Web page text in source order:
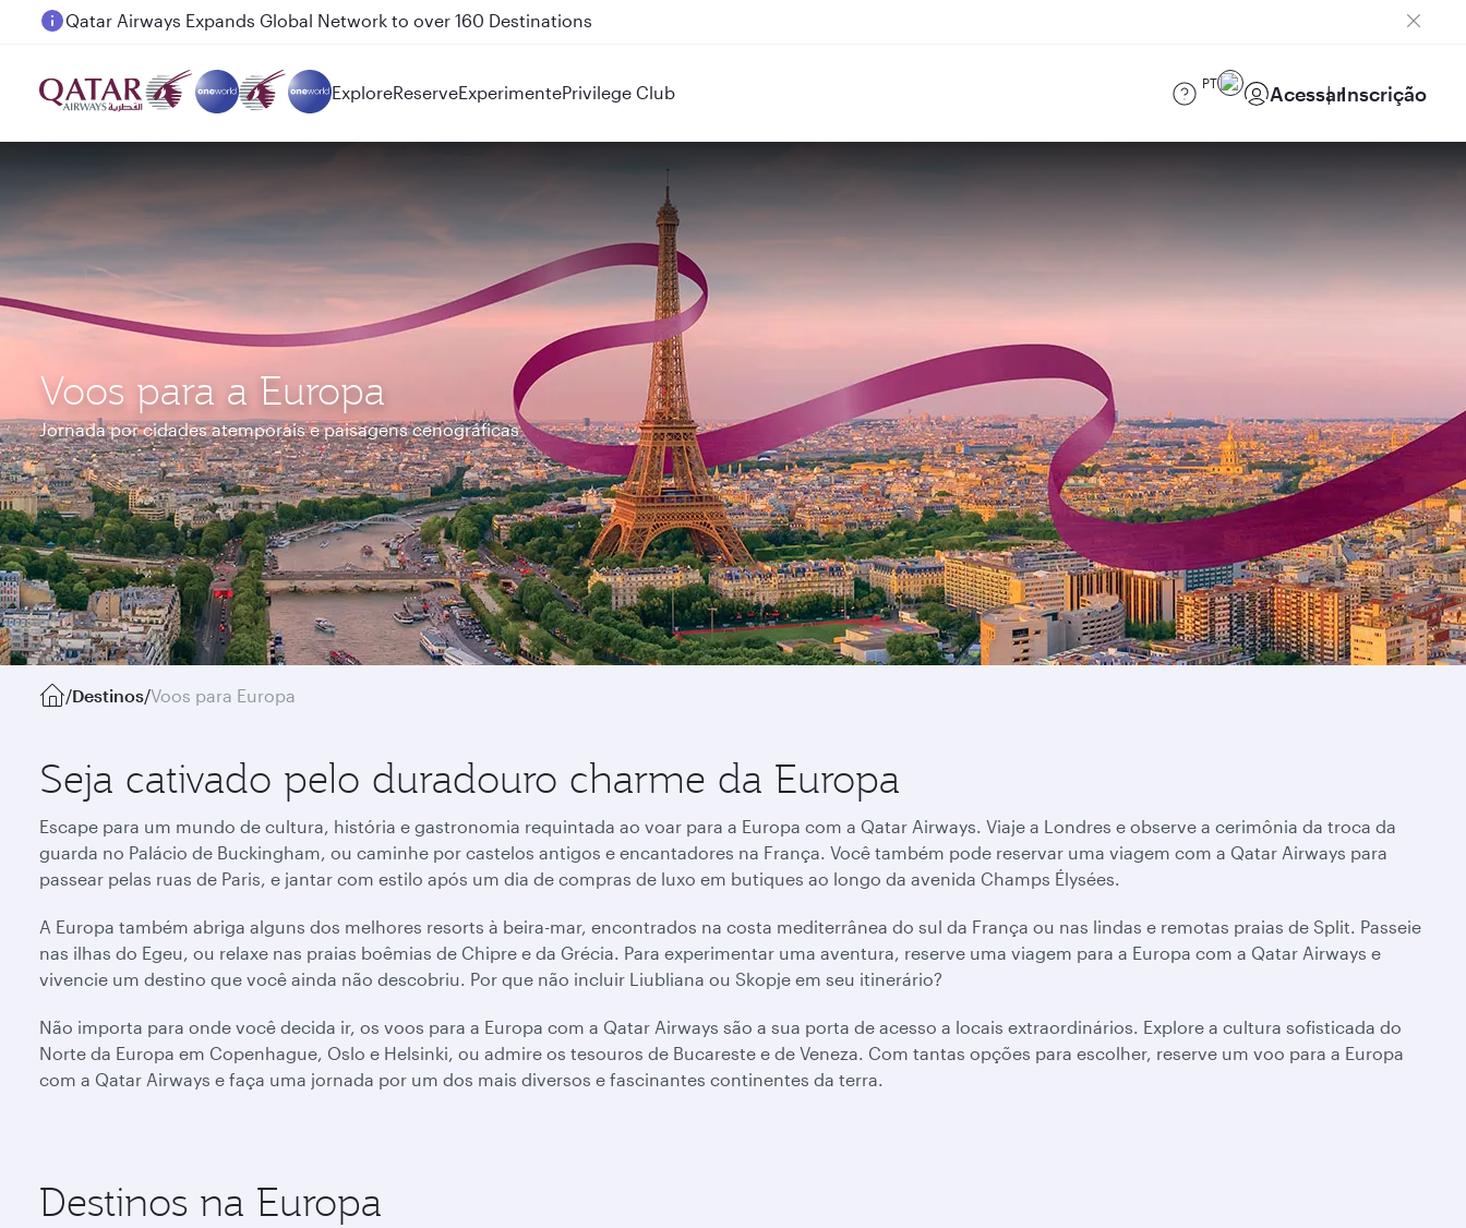
Passengers flying between Doha and Auckland on QR914 and QR915
ExploreReserveExperimentePrivilege Club PT AcessarInscrição
Voos para a Europa
Jornada por cidades atemporais e paisagens cenográficas
/Destinos/Voos para Europa
Seja cativado pelo duradouro charme da Europa
Escape para um mundo de cultura, história e gastronomia requintada ao voar para a Europa com a Qatar Airways. Viaje a Londres e observe a cerimônia da troca da
guarda no Palácio de Buckingham, ou caminhe por castelos antigos e encantadores na França. Você também pode reservar uma viagem com a Qatar Airways para
passear pelas ruas de Paris, e jantar com estilo após um dia de compras de luxo em butiques ao longo da avenida Champs Élysées.
A Europa também abriga alguns dos melhores resorts à beira-mar, encontrados na costa mediterrânea do sul da França ou nas lindas e remotas praias de Split. Passeie
nas ilhas do Egeu, ou relaxe nas praias boêmias de Chipre e da Grécia. Para experimentar uma aventura, reserve uma viagem para a Europa com a Qatar Airways e
vivencie um destino que você ainda não descobriu. Por que não incluir Liubliana ou Skopje em seu itinerário?
Não importa para onde você decida ir, os voos para a Europa com a Qatar Airways são a sua porta de acesso a locais extraordinários. Explore a cultura sofisticada do
Norte da Europa em Copenhague, Oslo e Helsinki, ou admire os tesouros de Bucareste e de Veneza. Com tantas opções para escolher, reserve um voo para a Europa
com a Qatar Airways e faça uma jornada por um dos mais diversos e fascinantes continentes da terra.
Destinos na Europa